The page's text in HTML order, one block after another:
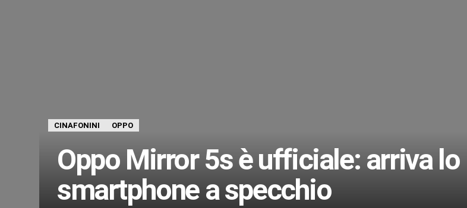
CINAFONINI OPPO
Oppo Mirror 5s è ufficiale: arriva lo
smartphone a specchio